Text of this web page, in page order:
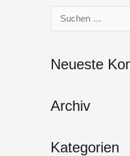
Suchen
Neueste
Archiv
Kategorien